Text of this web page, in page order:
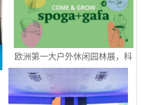
欧洲第一大户外休闲园林展，科
隆国际园艺、户外休闲及烧烤用
品展 spoga+gafa 圆满收官 下届
定档2027年 6 月 15日至 6 月
17 日